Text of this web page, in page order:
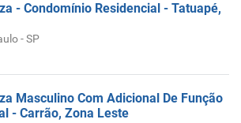
- Condomínio Residencial - Tatuapé,
- SP
Masculino Com Adicional De Função
- Carrão, Zona Leste